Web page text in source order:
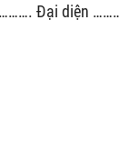
Đại diện